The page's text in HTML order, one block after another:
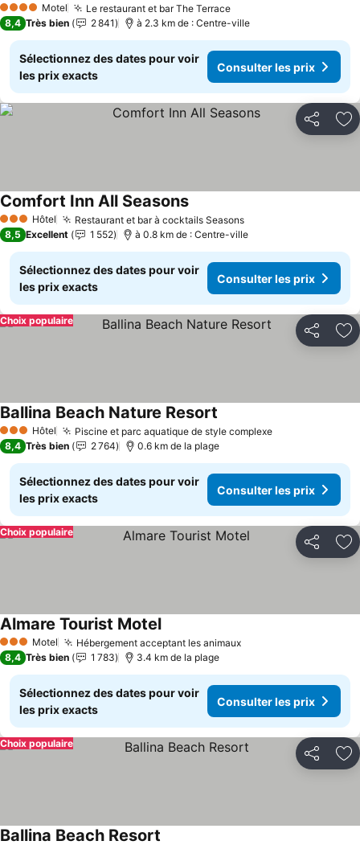
4 Étoiles Motel Le restaurant et bar The Terrace
8,4 Très bien 2 841 à 2.3 km de : Centre-ville
Sélectionnez des dates pour voir
les prix exacts
Consulter les prix
Partager
3 ÉtoilesHôtel Restaurant et bar à cocktails Seasons
Comfort Inn All Seasons
8,5 Excellent 1 552 à 0.8 km de : Centre-ville
Sélectionnez des dates pour voir
les prix exacts
Consulter les prix
Partager
Choix populaire
3 ÉtoilesHôtel Piscine et parc aquatique de style complexe
Ballina Beach Nature Resort
8,4 Très bien 2 764 0.6 km de la plage
Sélectionnez des dates pour voir
les prix exacts
Consulter les prix
Partager
Choix populaire
3 ÉtoilesMotel Hébergement acceptant les animaux
Almare Tourist Motel
8,4 Très bien 1 783 3.4 km de la plage
Sélectionnez des dates pour voir
les prix exacts
Consulter les prix
Partager
Choix populaire
Ballina Beach Resort